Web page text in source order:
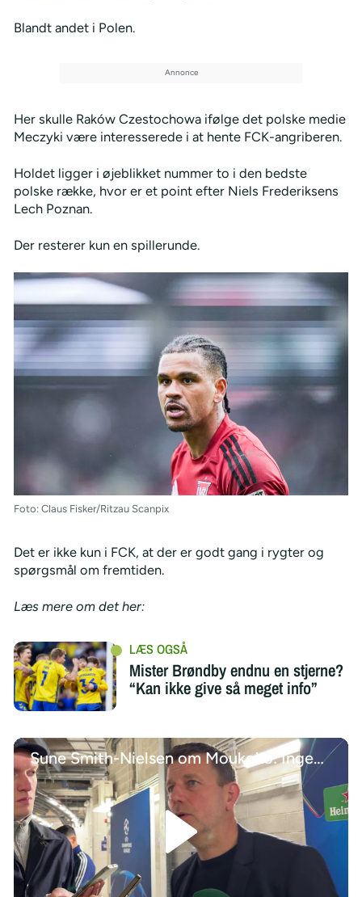
Blandt andet i Polen.
Her skulle Raków Czestochowa ifølge det polske medie
Meczyki være interesserede i at hente FCK-angriberen.
Holdet ligger i øjeblikket nummer to i den bedste
polske række, hvor er et point efter Niels Frederiksens
Lech Poznan.
Der resterer kun en spillerunde.
Foto: Claus Fisker/Ritzau Scanpix
Det er ikke kun i FCK, at der er godt gang i rygter og
spørgsmål om fremtiden.
Læs mere om det her:
Mister Brøndby endnu en stjerne?
“Kan ikke give så meget info”
Sune Smith-Nielsen om Moukoko: Ingen planer om afsked